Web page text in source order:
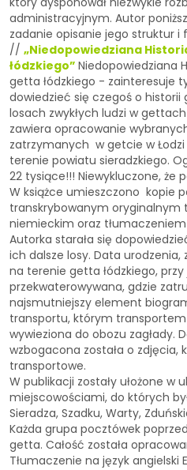
administracyjnym. Autor
zadanie opisanie jego struktur i
// „Niedopowiedziana
łódzkiego” Niedopowiedziana
getta łódzkiego - zainteresuje
dowiedzieć się czegoś o
losach zwykłych ludzi w
zawiera opracowanie
zatrzymanych w getcie w
terenie powiatu sieradzkiego.
22 tysiące!!! Niewykluczone, że
W książce umieszczono kopie
transkrybowanym oryginalnym
niemieckim oraz tłumaczeniem
Autorka starała się
ich dalsze losy. Data urodzenia,
na terenie getta łódzkiego, przy
przekwaterowywana, gdzie
najsmutniejszy element
transportu, którym transportem
wywieziona do obozu zagłady.
wzbogacona została o zdjęcia,
transportowe.
W publikacji zostały ułożone w
miejscowościami, do których
Sieradza, Szadku, Warty,
Każda grupa pocztówek
getta. Całość została
Tłumaczenie na język angielski